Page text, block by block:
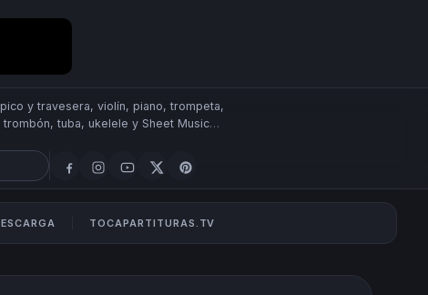
y travesera, violín, piano, trompeta,
tuba, ukelele y Sheet Music
TOCAPARTITURAS.TV